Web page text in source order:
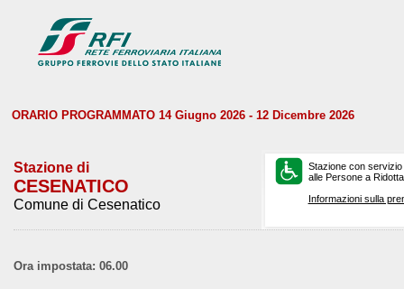
ORARIO PROGRAMMATO 14 Giugno 2026 - 12 Dicembre 2026
Stazione di
CESENATICO
Comune di Cesenatico
Stazione con
alle Persone a
Informazioni sulla
Ora impostata: 06.00